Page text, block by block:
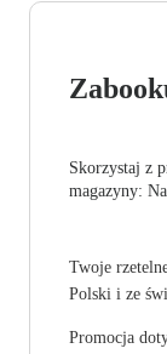
Skorzystaj z
magazyny:
Twoje
Polski i ze
Promocja